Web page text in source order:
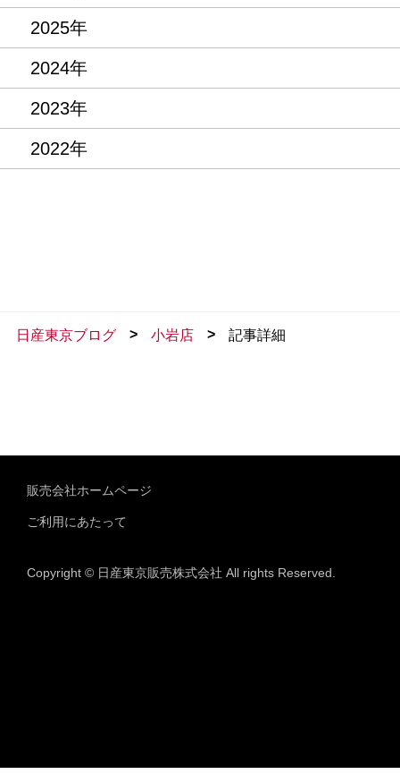
2025年
2024年
2023年
2022年
日産東京ブログ > 小岩店 > 記事詳細
販売会社ホームページ
ご利用にあたって
Copyright © 日産東京販売株式会社 All rights Reserved.